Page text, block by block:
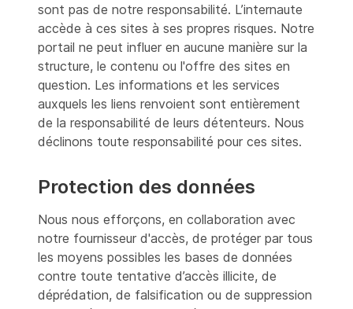
sont pas de notre responsabilité. L’internaute
accède à ces sites à ses propres risques. Notre
portail ne peut influer en aucune manière sur la
structure, le contenu ou l'offre des sites en
question. Les informations et les services
auxquels les liens renvoient sont entièrement
de la responsabilité de leurs détenteurs. Nous
déclinons toute responsabilité pour ces sites.
Protection des données
Nous nous efforçons, en collaboration avec
notre fournisseur d'accès, de protéger par tous
les moyens possibles les bases de données
contre toute tentative d’accès illicite, de
déprédation, de falsification ou de suppression